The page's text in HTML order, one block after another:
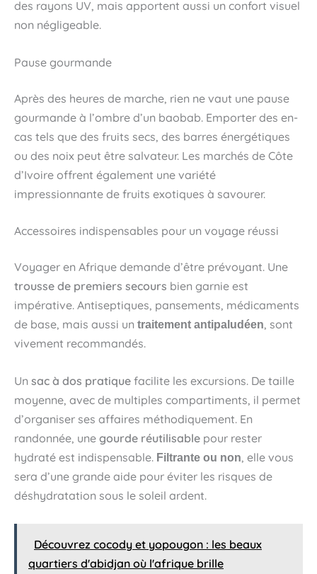
des rayons UV, mais apportent aussi un confort visuel
non négligeable.
Pause gourmande
Après des heures de marche, rien ne vaut une pause
gourmande à l’ombre d’un baobab. Emporter des en-
cas tels que des fruits secs, des barres énergétiques
ou des noix peut être salvateur. Les marchés de Côte
d’Ivoire offrent également une variété
impressionnante de fruits exotiques à savourer.
Accessoires indispensables pour un voyage réussi
Voyager en Afrique demande d’être prévoyant. Une
trousse de premiers secours bien garnie est
impérative. Antiseptiques, pansements, médicaments
de base, mais aussi un traitement antipaludéen, sont
vivement recommandés.
Un sac à dos pratique facilite les excursions. De taille
moyenne, avec de multiples compartiments, il permet
d’organiser ses affaires méthodiquement. En
randonnée, une gourde réutilisable pour rester
hydraté est indispensable. Filtrante ou non, elle vous
sera d’une grande aide pour éviter les risques de
déshydratation sous le soleil ardent.
Découvrez cocody et yopougon : les beaux
quartiers d'abidjan où l'afrique brille